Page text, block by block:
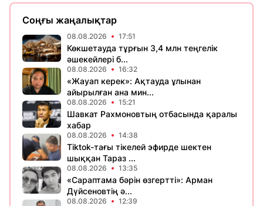
Соңғы жаңалықтар
08.08.2026 17:51
Көкшетауда тұрғын 3,4 млн теңгелік
әшекейлері б...
08.08.2026 16:32
«Жауап керек»: Ақтауда ұлынан
айырылған ана мин...
08.08.2026 15:21
Шавкат Рахмоновтың отбасында қаралы
хабар
08.08.2026 14:38
Tiktok-тағы тікелей эфирде шектен
шыққан Тараз ...
08.08.2026 13:35
«Сараптама бәрін өзгертті»: Арман
Дүйсеновтің ә...
08.08.2026 12:39